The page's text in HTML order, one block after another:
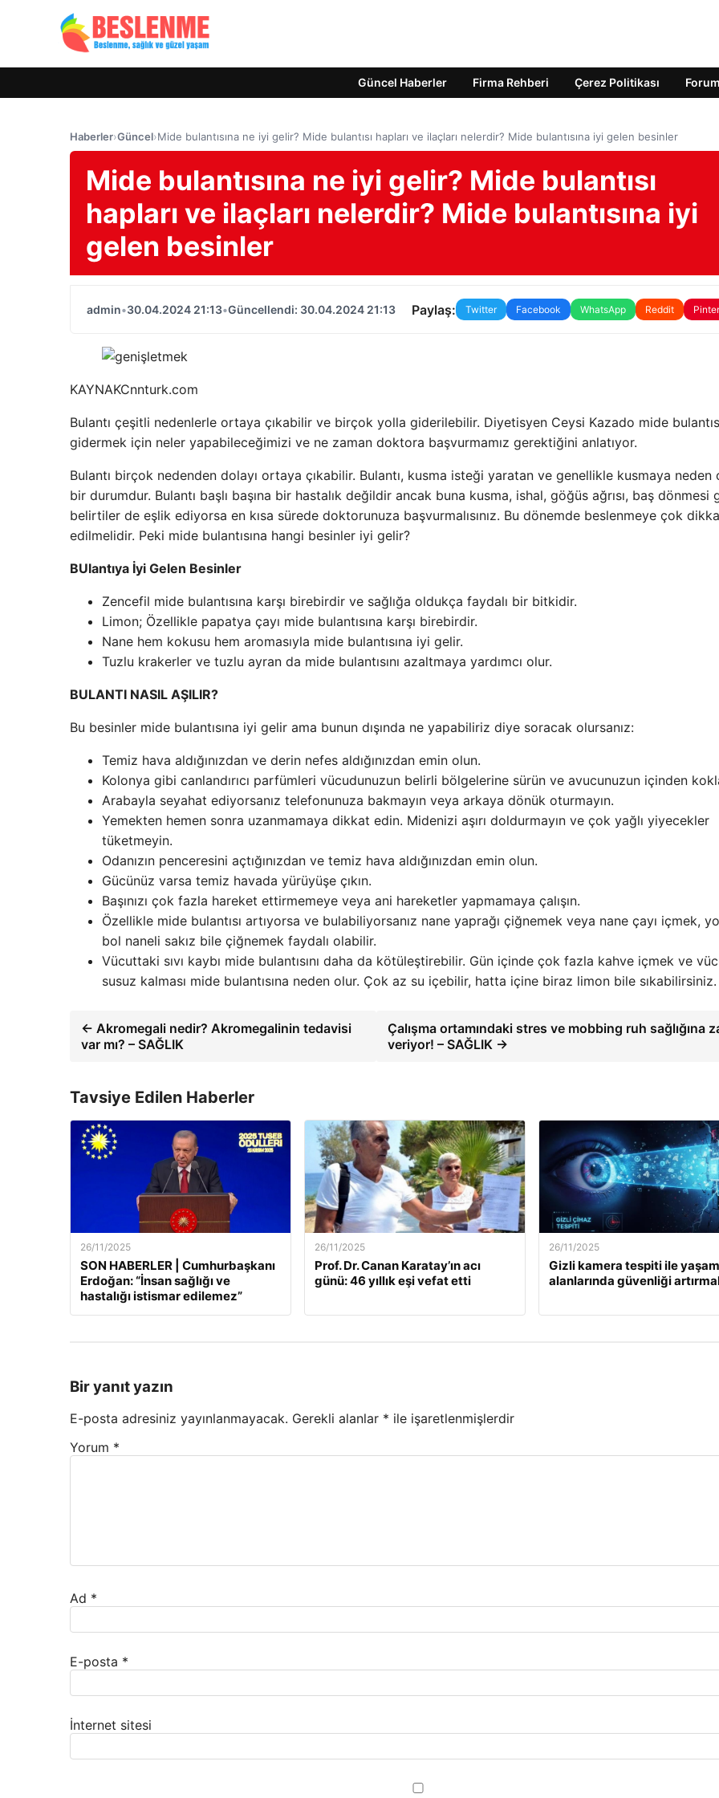
Güncel Haberler Firma Rehberi Çerez Politikası Forum
Haberler›Güncel›Mide bulantısına ne iyi gelir? Mide bulantısı hapları ve ilaçları nelerdir? Mide bulantısına iyi gelen besinler
Mide bulantısına ne iyi gelir? Mide bulantısı
hapları ve ilaçları nelerdir? Mide bulantısına iyi
gelen besinler
admin•30.04.2024 21:13•Güncellendi: 30.04.2024 21:13 Paylaş: Twitter Facebook WhatsApp Reddit
KAYNAKCnnturk.com
Bulantı çeşitli nedenlerle ortaya çıkabilir ve birçok yolla giderilebilir. Diyetisyen Ceysi Kazado mide
gidermek için neler yapabileceğimizi ve ne zaman doktora başvurmamız gerektiğini anlatıyor.
Bulantı birçok nedenden dolayı ortaya çıkabilir. Bulantı, kusma isteği yaratan ve genellikle kusmaya neden
bir durumdur. Bulantı başlı başına bir hastalık değildir ancak buna kusma, ishal, göğüs ağrısı, baş dönmesi
belirtiler de eşlik ediyorsa en kısa sürede doktorunuza başvurmalısınız. Bu dönemde beslenmeye çok
edilmelidir. Peki mide bulantısına hangi besinler iyi gelir?
BUlantıya İyi Gelen Besinler
Zencefil mide bulantısına karşı birebirdir ve sağlığa oldukça faydalı bir bitkidir.
Limon; Özellikle papatya çayı mide bulantısına karşı birebirdir.
Nane hem kokusu hem aromasıyla mide bulantısına iyi gelir.
Tuzlu krakerler ve tuzlu ayran da mide bulantısını azaltmaya yardımcı olur.
BULANTI NASIL AŞILIR?
Bu besinler mide bulantısına iyi gelir ama bunun dışında ne yapabiliriz diye soracak olursanız:
Temiz hava aldığınızdan ve derin nefes aldığınızdan emin olun.
Kolonya gibi canlandırıcı parfümleri vücudunuzun belirli bölgelerine sürün ve avucunuzun içinden
Arabayla seyahat ediyorsanız telefonunuza bakmayın veya arkaya dönük oturmayın.
Yemekten hemen sonra uzanmamaya dikkat edin. Midenizi aşırı doldurmayın ve çok yağlı yiyecekler
tüketmeyin.
Odanızın penceresini açtığınızdan ve temiz hava aldığınızdan emin olun.
Gücünüz varsa temiz havada yürüyüşe çıkın.
Başınızı çok fazla hareket ettirmemeye veya ani hareketler yapmamaya çalışın.
Özellikle mide bulantısı artıyorsa ve bulabiliyorsanız nane yaprağı çiğnemek veya nane çayı içmek,
bol naneli sakız bile çiğnemek faydalı olabilir.
Vücuttaki sıvı kaybı mide bulantısını daha da kötüleştirebilir. Gün içinde çok fazla kahve içmek ve
susuz kalması mide bulantısına neden olur. Çok az su içebilir, hatta içine biraz limon bile sıkabilirsiniz.
← Akromegali nedir? Akromegalinin tedavisi
var mı? – SAĞLIK
Çalışma ortamındaki stres ve mobbing ruh sağlığına
veriyor! – SAĞLIK →
Tavsiye Edilen Haberler
26/11/2025
SON HABERLER | Cumhurbaşkanı
Erdoğan: “İnsan sağlığı ve
hastalığı istismar edilemez”
26/11/2025
Prof. Dr. Canan Karatay’ın acı
günü: 46 yıllık eşi vefat etti
26/11/2025
Gizli kamera tespiti ile yaşam
alanlarında güvenliği
Bir yanıt yazın
E-posta adresiniz yayınlanmayacak. Gerekli alanlar * ile işaretlenmişlerdir
Yorum *
Ad *
E-posta *
İnternet sitesi